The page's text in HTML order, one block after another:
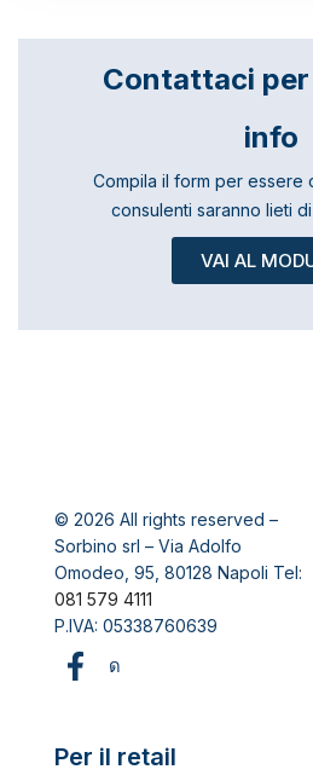
Contattaci
info
Compila il form per essere
consulenti saranno lieti
VAI AL
© 2026 All rights reserved –
Sorbino srl – Via Adolfo
Omodeo, 95, 80128 Napoli Tel:
081 579 4111
P.IVA: 05338760639
Per il retail